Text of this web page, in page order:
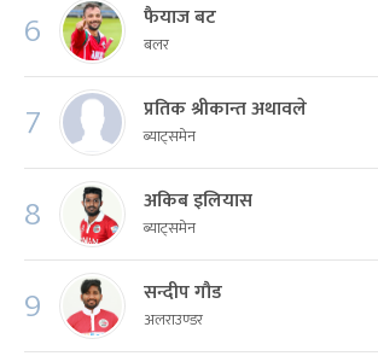
6 फैयाज बट
बलर
7 प्रतिक श्रीकान्त अथावले
ब्याट्समेन
8 अकिब इलियास
ब्याट्समेन
9 सन्दीप गौड
अलराउण्डर